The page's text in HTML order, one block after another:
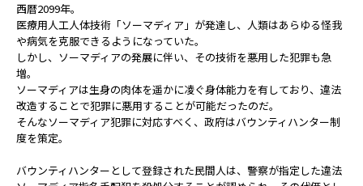
西暦2099年。
医療用人工人体技術「ソーマディア」が発達し、人類はあらゆる怪我
や病気を克服できるようになっていた。
しかし、ソーマディアの発展に伴い、その技術を悪用した犯罪も急
増。
ソーマディアは生身の肉体を遥かに凌ぐ身体能力を有しており、違法
改造することで犯罪に悪用することが可能だったのだ。
そんなソーマディア犯罪に対応すべく、政府はバウンティハンター制
度を策定。
バウンティハンターとして登録された民間人は、警察が指定した違法